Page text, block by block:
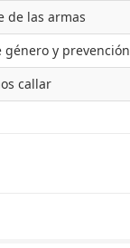
de las armas
género y
callar